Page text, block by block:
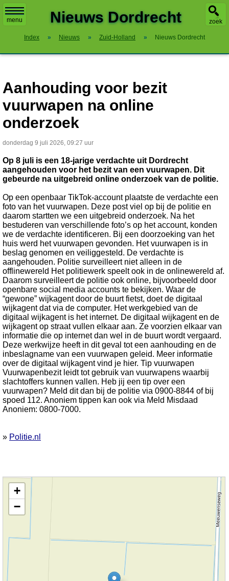
menu zoek
Nieuws Dordrecht
Index » Nieuws » Zuid-Holland » Nieuws Dordrecht
Aanhouding voor bezit
vuurwapen na online
onderzoek
donderdag 9 juli 2026, 09:27 uur
Op 8 juli is een 18-jarige verdachte uit Dordrecht
aangehouden voor het bezit van een vuurwapen. Dit
gebeurde na uitgebreid online onderzoek van de politie.
Op een openbaar TikTok-account plaatste de verdachte een
foto van het vuurwapen. Deze post viel op bij de politie en
daarom startten we een uitgebreid onderzoek. Na het
bestuderen van verschillende foto’s op het account, konden
we de verdachte identificeren. Bij een doorzoeking van het
huis werd het vuurwapen gevonden. Het vuurwapen is in
beslag genomen en veiliggesteld. De verdachte is
aangehouden. Politie surveilleert niet alleen in de
offlinewereld Het politiewerk speelt ook in de onlinewereld af.
Daarom surveilleert de politie ook online, bijvoorbeeld door
openbare social media accounts te bekijken. Waar de
“gewone” wijkagent door de buurt fietst, doet de digitaal
wijkagent dat via de computer. Het werkgebied van de
digitaal wijkagent is het internet. De digitaal wijkagent en de
wijkagent op straat vullen elkaar aan. Ze voorzien elkaar van
informatie die op internet dan wel in de buurt wordt vergaard.
Deze werkwijze heeft in dit geval tot een aanhouding en de
inbeslagname van een vuurwapen geleid. Meer informatie
over de digitaal wijkagent vind je hier. Tip vuurwapen
Vuurwapenbezit leidt tot gebruik van vuurwapens waarbij
slachtoffers kunnen vallen. Heb jij een tip over een
vuurwapen? Meld dit dan bij de politie via 0900-8844 of bij
spoed 112. Anoniem tippen kan ook via Meld Misdaad
Anoniem: 0800-7000.
» Politie.nl
Kaart nieuws Dordrecht. Locatie nieuws: 51.78151 / 4.70887
+
−